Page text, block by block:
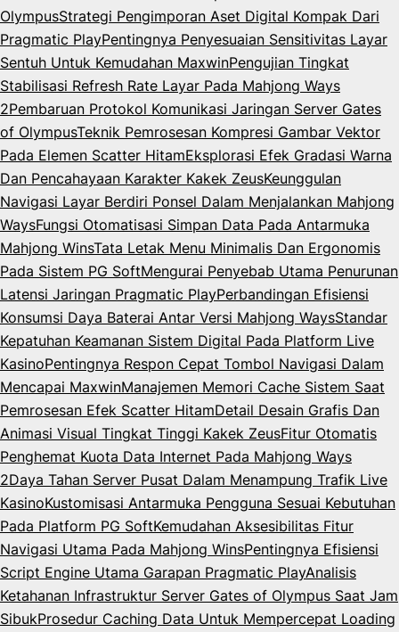
OlympusStrategi Pengimporan Aset Digital Kompak Dari
Pragmatic PlayPentingnya Penyesuaian Sensitivitas Layar
Sentuh Untuk Kemudahan MaxwinPengujian Tingkat
Stabilisasi Refresh Rate Layar Pada Mahjong Ways
2Pembaruan Protokol Komunikasi Jaringan Server Gates
of OlympusTeknik Pemrosesan Kompresi Gambar Vektor
Pada Elemen Scatter HitamEksplorasi Efek Gradasi Warna
Dan Pencahayaan Karakter Kakek ZeusKeunggulan
Navigasi Layar Berdiri Ponsel Dalam Menjalankan Mahjong
WaysFungsi Otomatisasi Simpan Data Pada Antarmuka
Mahjong WinsTata Letak Menu Minimalis Dan Ergonomis
Pada Sistem PG SoftMengurai Penyebab Utama Penurunan
Latensi Jaringan Pragmatic PlayPerbandingan Efisiensi
Konsumsi Daya Baterai Antar Versi Mahjong WaysStandar
Kepatuhan Keamanan Sistem Digital Pada Platform Live
KasinoPentingnya Respon Cepat Tombol Navigasi Dalam
Mencapai MaxwinManajemen Memori Cache Sistem Saat
Pemrosesan Efek Scatter HitamDetail Desain Grafis Dan
Animasi Visual Tingkat Tinggi Kakek ZeusFitur Otomatis
Penghemat Kuota Data Internet Pada Mahjong Ways
2Daya Tahan Server Pusat Dalam Menampung Trafik Live
KasinoKustomisasi Antarmuka Pengguna Sesuai Kebutuhan
Pada Platform PG SoftKemudahan Aksesibilitas Fitur
Navigasi Utama Pada Mahjong WinsPentingnya Efisiensi
Script Engine Utama Garapan Pragmatic PlayAnalisis
Ketahanan Infrastruktur Server Gates of Olympus Saat Jam
SibukProsedur Caching Data Untuk Mempercepat Loading